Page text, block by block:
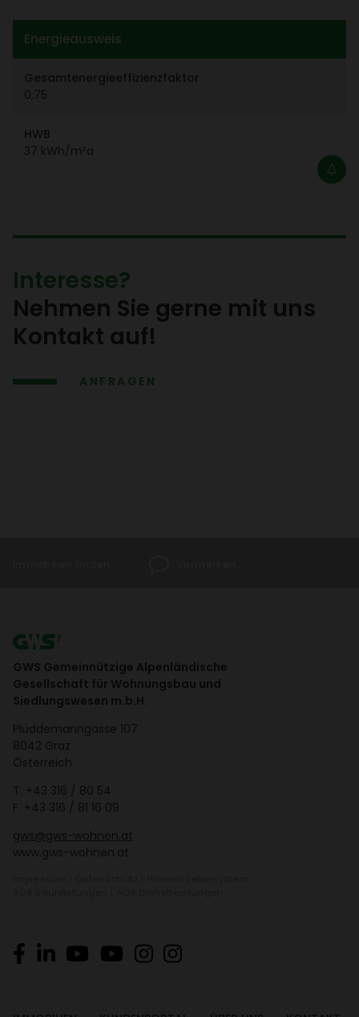
Ener­gie­aus­weis
Gesamt­ener­gie­ef­fi­zi­enz­faktor
0,75
HWB
37 kWh/​m²a
Inter­esse?
Nehmen Sie gerne mit uns
Kontakt auf!
ANFRAGEN
GWS Gemeinnützige Alpenländische
Gesellschaft für Wohnungsbau und
Siedlungswesen m.b.H.
Plüd­de­mann­gasse 107
8042 Graz
Öster­reich
T. +43 316 / 80 54
F. +43 316 / 81 16 09
gws@gws-wohnen.at
www.gws-wohnen.at